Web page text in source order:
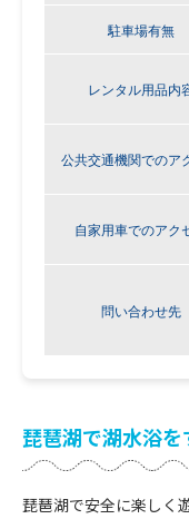
駐車場有無
レンタル用品内
公共交通機関でのア
自家用車でのアク
問い合わせ先
琵琶湖で湖水浴
琵琶湖で安全に楽しく